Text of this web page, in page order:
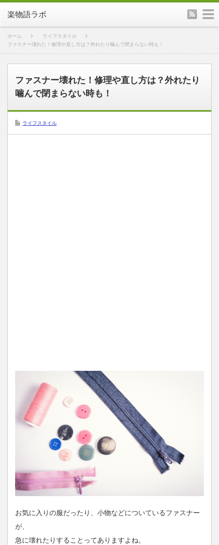
楽物語ラボ rss
ホーム
ライフスタイル
ファスナー壊れた！修理や直し方は？外れたり噛んで閉まらない時も！
ファスナー壊れた！修理や直し方は？外れたり
噛んで閉まらない時も！
ライフスタイル
お気に入りの服だったり、小物などについているファスナー
が、
急に壊れたりすることってありますよね。